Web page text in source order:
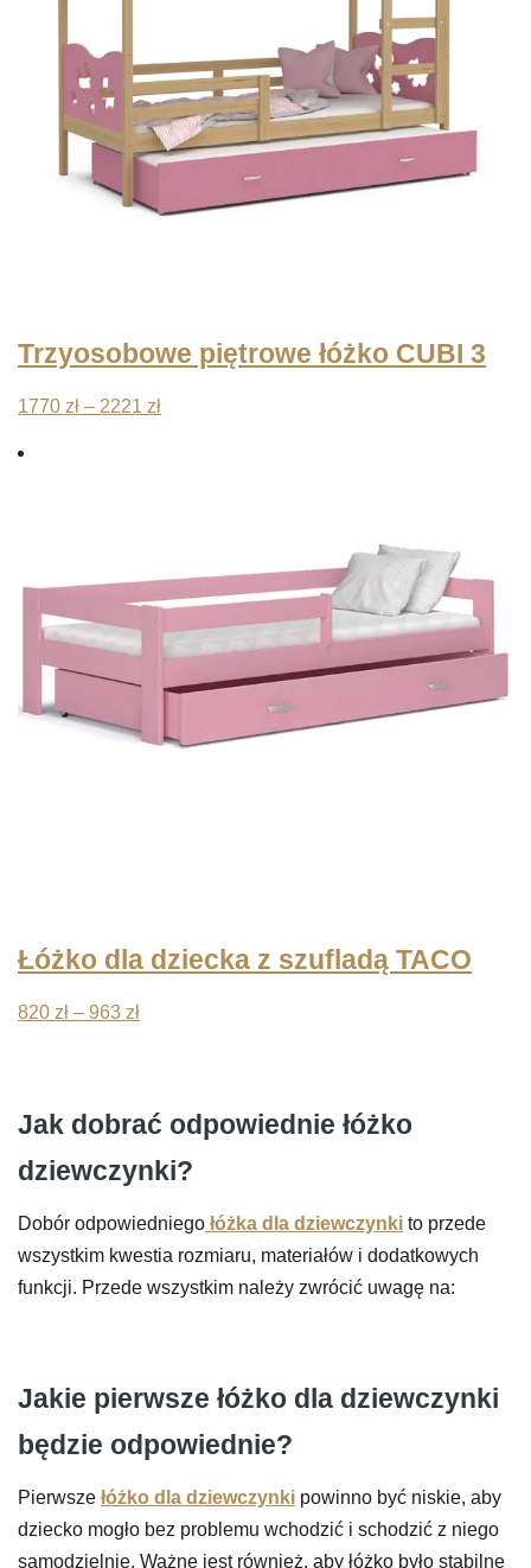
Trzyosobowe piętrowe łóżko CUBI 3
1770 zł – 2221 złZakres
Łóżko dla dziecka z szufladą TACO
820 zł – 963 złZakres
820 zł
do
963 zł
Jak dobrać odpowiednie łóżko
dziewczynki?
Dobór odpowiedniego łóżka dla dziewczynki to przede
wszystkim kwestia rozmiaru, materiałów i dodatkowych
funkcji. Przede wszystkim należy zwrócić uwagę na:
Jakie pierwsze łóżko dla dziewczynki
będzie odpowiednie?
Pierwsze łóżko dla dziewczynki powinno być niskie, aby
dziecko mogło bez problemu wchodzić i schodzić z niego
samodzielnie. Ważne jest również, aby łóżko było stabilne